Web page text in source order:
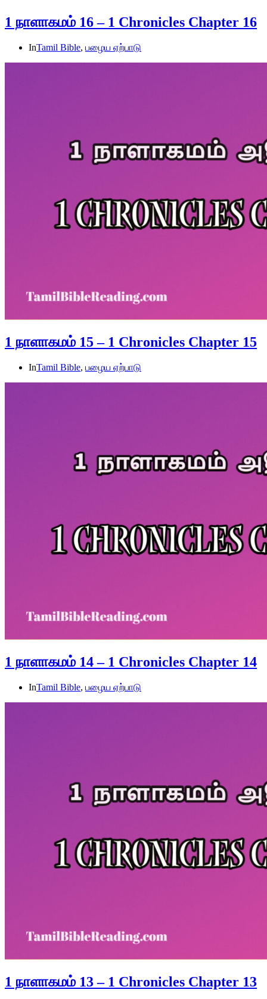
1 நாளாகமம் 16 – 1 Chronicles Chapter 16
InTamil Bible, பழைய ஏற்பாடு
1 நாளாகமம் 15 – 1 Chronicles Chapter 15
InTamil Bible, பழைய ஏற்பாடு
1 நாளாகமம் 14 – 1 Chronicles Chapter 14
InTamil Bible, பழைய ஏற்பாடு
1 நாளாகமம் 13 – 1 Chronicles Chapter 13